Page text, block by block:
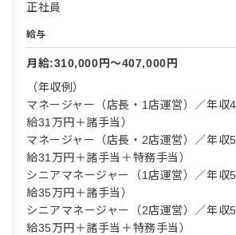
正社員
給与
月給:310,000円〜407,000円
（年収例）
マネージャー（店長・1店運営）／年収
給31万円＋諸手当）
マネージャー（店長・2店運営）／年収
給31万円＋諸手当＋特務手当）
シニアマネージャー（1店運営）／年収
給35万円＋諸手当）
シニアマネージャー（2店運営）／年収
給35万円＋諸手当＋特務手当）